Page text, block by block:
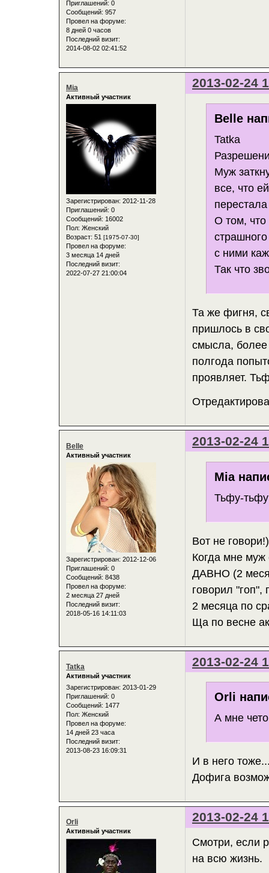
Приглашений: 0
Сообщений: 957
Провел на форуме:
8 дней 0 часов
Последний визит:
2014-08-02 02:41:52
2013-02-24
Mia
Активный участник
Зарегистрирован: 2012-11-28
Приглашений: 0
Сообщений: 16002
Пол: Женский
Возраст: 51 [1975-07-30]
Провел на форуме:
3 месяца 14 дней
Последний визит:
2022-07-27 21:00:04
Belle
Tatka
Муж
все, что
О том, что
с ними
Так что
Та же фигня,
пришлось в
смысла, более
полгода
проявляет.
2013-02-24
Belle
Активный участник
Зарегистрирован: 2012-12-06
Приглашений: 0
Сообщений: 8438
Провел на форуме:
2 месяца 27 дней
Последний визит:
2018-05-16 14:11:03
Mia
Тьфу-тьфу
Вот не
Когда мне муж
ДАВНО (2
говорил "гоп",
2 месяца по
Ща по весне
2013-02-24
Tatka
Активный участник
Зарегистрирован: 2013-01-29
Приглашений: 0
Сообщений: 1477
Пол: Женский
Провел на форуме:
14 дней 23 часа
Последний визит:
2013-08-23 16:09:31
Orli
А мне
И в него
Дофига
2013-02-24
Orli
Активный участник
Смотри, если
на всю жизнь.